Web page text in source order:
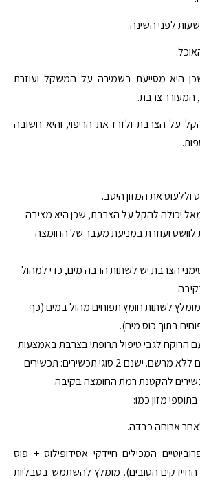
לפני השינה.
היא מסייעת בשמירה על המשקל ועוזרת
צרבת.
על הצרבת ולזרז את הריפוי, והיא חשובה
וללעוס את המזון היטב.
יכולה להקל על הצרבת, שכן היא מציבה
ועוזרת במניעת מעבר של החומצה
הצרבת יש לשתות הרבה מים, כדי למהול
לשתות חומץ תפוחים מהול במים (כף
בתוך כוס מים).
הרוקח לגבי טיפול תרופתי בצרבת באמצעות
תכשירים הנמכרים ללא מרשם. ישנם 2 סוגי תכשירים: תכשירים
להקטנת רמת החומצה בקיבה.
מזון כמו:
ארוחה כבדה.
המכילים חיידקי אסידופילוס + פוס
החיידקים הטובים). מומלץ להשתמש בטבליות